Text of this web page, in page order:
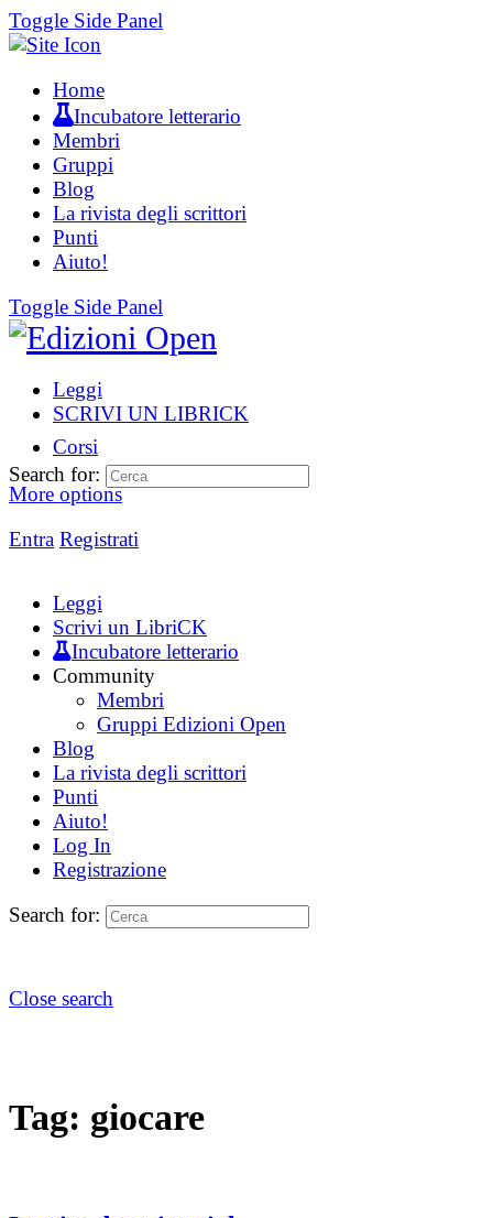
Toggle Side Panel
Home
Incubatore letterario
Membri
Gruppi
Blog
La rivista degli scrittori
Punti
Aiuto!
Toggle Side Panel
Leggi
SCRIVI UN LIBRICK
Corsi
More options
Entra Registrati
Search for:
Leggi
Scrivi un LibriCK
Incubatore letterario
Community
Membri
Gruppi Edizioni Open
Blog
La rivista degli scrittori
Punti
Aiuto!
Log In
Registrazione
Search for:
Close search
Tag: giocare